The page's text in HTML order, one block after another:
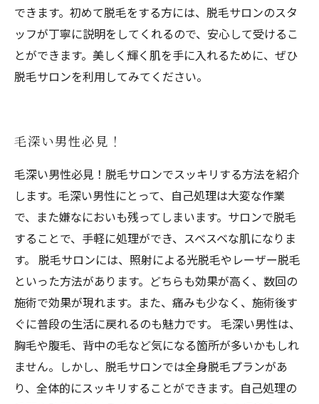
できます。初めて脱毛をする方には、脱毛サロンのスタ
ッフが丁寧に説明をしてくれるので、安心して受けるこ
とができます。美しく輝く肌を手に入れるために、ぜひ
脱毛サロンを利用してみてください。
毛深い男性必見！
毛深い男性必見！脱毛サロンでスッキリする方法を紹介
します。毛深い男性にとって、自己処理は大変な作業
で、また嫌なにおいも残ってしまいます。サロンで脱毛
することで、手軽に処理ができ、スベスベな肌になりま
す。 脱毛サロンには、照射による光脱毛やレーザー脱毛
といった方法があります。どちらも効果が高く、数回の
施術で効果が現れます。また、痛みも少なく、施術後す
ぐに普段の生活に戻れるのも魅力です。 毛深い男性は、
胸毛や腹毛、背中の毛など気になる箇所が多いかもしれ
ません。しかし、脱毛サロンでは全身脱毛プランがあ
り、全体的にスッキリすることができます。自己処理の